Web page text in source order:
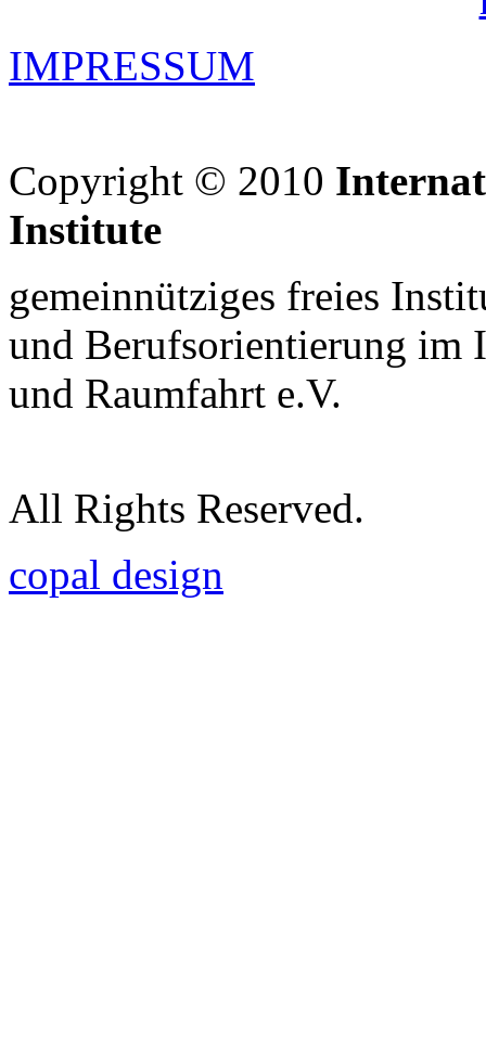
IMPRESSUM
Copyright © 2010
Institute
gemeinnütziges freies
und Berufsorientierung im
und Raumfahrt e.V.
All Rights Reserved.
copal design